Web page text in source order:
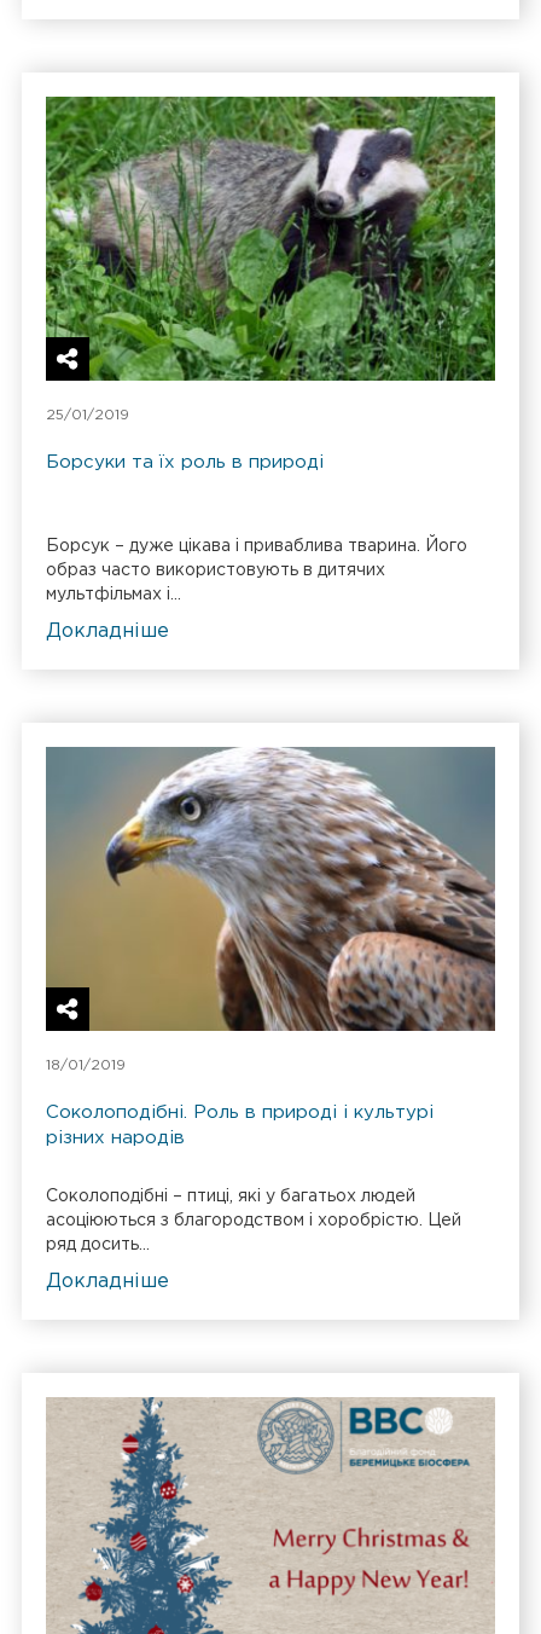
25/01/2019
Борсуки та їх роль в природі
Борсук – дуже цікава і приваблива тварина. Його
образ часто використовують в дитячих
мультфільмах і...
Докладніше
18/01/2019
Соколоподібні. Роль в природі і культурі
різних народів
Соколоподібні – птиці, які у багатьох людей
асоціюються з благородством і хоробрістю. Цей
ряд досить...
Докладніше